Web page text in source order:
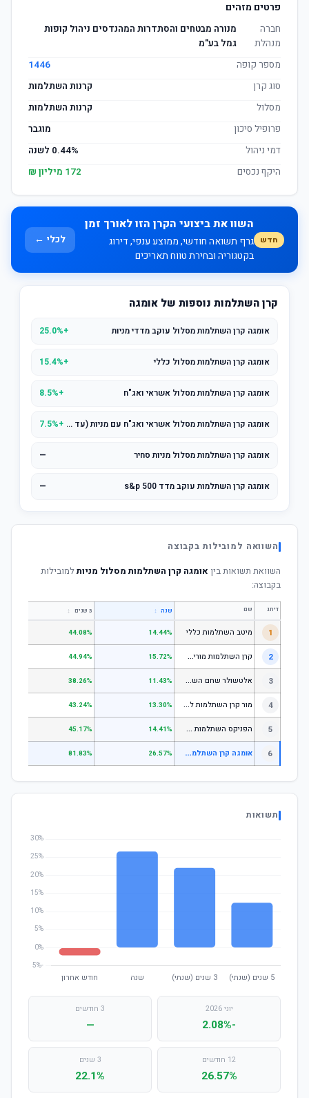
פרטים מזהים
חברה
מנהלת
מנורה מבטחים והסתדרות המהנדסים ניהול קופות
גמל בע"מ
מספר קופה
1446
סוג קרן
קרנות השתלמות
מסלול
קרנות השתלמות
פרופיל סיכון
מוגבר
דמי ניהול
0.44% לשנה
היקף נכסים
172 מיליון ₪
חדש
השוו את ביצועי הקרן הזו לאורך זמן
גרף תשואה חודשי, ממוצע ענפי, דירוג
בקטגוריה ובחירת טווח תאריכים
לכלי ←
קרן השתלמות נוספות של אומגה
אומגה קרן השתלמות מסלול עוקב מדדי מניות +25.0%
אומגה קרן השתלמות מסלול כללי +15.4%
אומגה קרן השתלמות מסלול אשראי ואג"ח +8.5%
אומגה קרן השתלמות מסלול אשראי ואג"ח עם מניות (עד 25% מניות) +7.5%
אומגה קרן השתלמות מסלול מניות סחיר —
אומגה קרן השתלמות עוקב מדד s&p 500 —
השוואה למובילות בקבוצה
השוואת תשואות בין אומגה קרן השתלמות מסלול מניותלמובילות
בקבוצה:
דירוג שם שנה ↕ 3 שנים ↕
1 מיטב השתלמות כללי 14.44%
44.08%
2 ק
רן השתלמות מורים וגננות המסלול הרגיל - מסלול כללי 15.72%
44.94%
3 א
לטשולר שחם השתלמות כללי 11.43%
38.26%
4 מ
ור קרן השתלמות לשכירים ולעצמאים - כללי 13.30%
43.24%
5 ה
פניקס השתלמות כללי 14.41%
45.17%
6 א
ומגה קרן השתלמות מסלול מניות 26.57%
81.83%
תשואות
יוני 2026
-2.08%
3 חודשים
—
12 חודשים
26.57%
3 שנים
22.1%